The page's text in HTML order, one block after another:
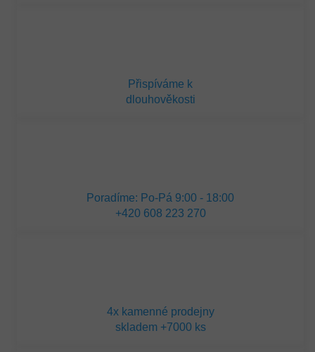
Přispíváme k
dlouhověkosti
Poradíme: Po-Pá 9:00 - 18:00
+420 608 223 270
4x kamenné prodejny
skladem +7000 ks